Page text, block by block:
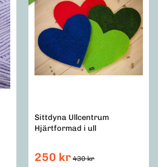
Sittdyna Ullcentrum
Hjärtformad i ull
250 kr 430 kr